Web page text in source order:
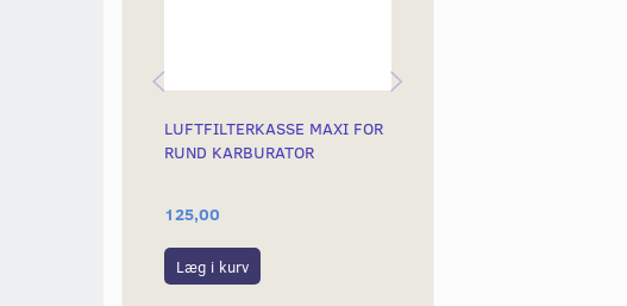
LUFTFILTERKASSE MAXI FOR
RUND KARBURATOR
125,00
Læg i kurv